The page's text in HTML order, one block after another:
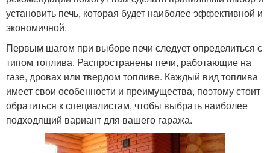
установить печь, которая будет наиболее эффективной и
экономичной.
Первым шагом при выборе печи следует определиться с
типом топлива. Распространены печи, работающие на
газе, дровах или твердом топливе. Каждый вид топлива
имеет свои особенности и преимущества, поэтому стоит
обратиться к специалистам, чтобы выбрать наиболее
подходящий вариант для вашего гаража.